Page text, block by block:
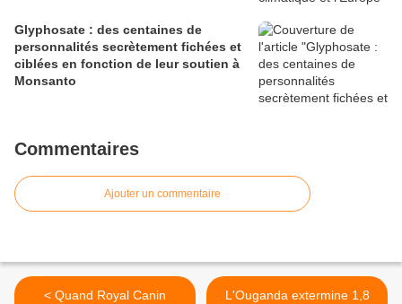
Glyphosate : des centaines de
personnalités secrètement fichées et
ciblées en fonction de leur soutien à
Monsanto
Commentaires
Ajouter un commentaire
< Quand Royal Canin
L'Ouganda extermine 1,8